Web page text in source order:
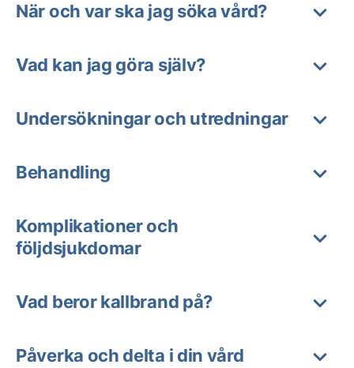
När och var ska jag söka vård?
Vad kan jag göra själv?
Undersökningar och utredningar
Behandling
Komplikationer och
följdsjukdomar
Vad beror kallbrand på?
Påverka och delta i din vård